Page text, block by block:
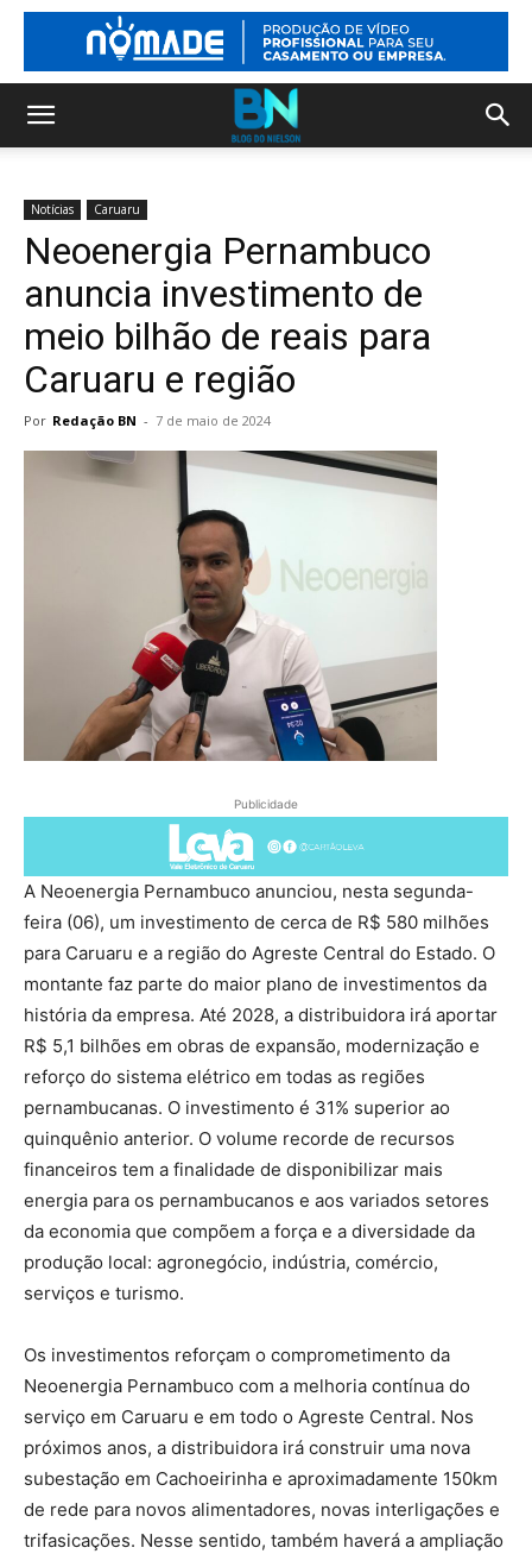
Notícias Caruaru
Neoenergia Pernambuco
anuncia investimento de
meio bilhão de reais para
Caruaru e região
Por Redação BN - 7 de maio de 2024
Publicidade
A Neoenergia Pernambuco anunciou, nesta segunda-
feira (06), um investimento de cerca de R$ 580 milhões
para Caruaru e a região do Agreste Central do Estado. O
montante faz parte do maior plano de investimentos da
história da empresa. Até 2028, a distribuidora irá aportar
R$ 5,1 bilhões em obras de expansão, modernização e
reforço do sistema elétrico em todas as regiões
pernambucanas. O investimento é 31% superior ao
quinquênio anterior. O volume recorde de recursos
financeiros tem a finalidade de disponibilizar mais
energia para os pernambucanos e aos variados setores
da economia que compõem a força e a diversidade da
produção local: agronegócio, indústria, comércio,
serviços e turismo.
Os investimentos reforçam o comprometimento da
Neoenergia Pernambuco com a melhoria contínua do
serviço em Caruaru e em todo o Agreste Central. Nos
próximos anos, a distribuidora irá construir uma nova
subestação em Cachoeirinha e aproximadamente 150km
de rede para novos alimentadores, novas interligações e
trifasicações. Nesse sentido, também haverá a ampliação